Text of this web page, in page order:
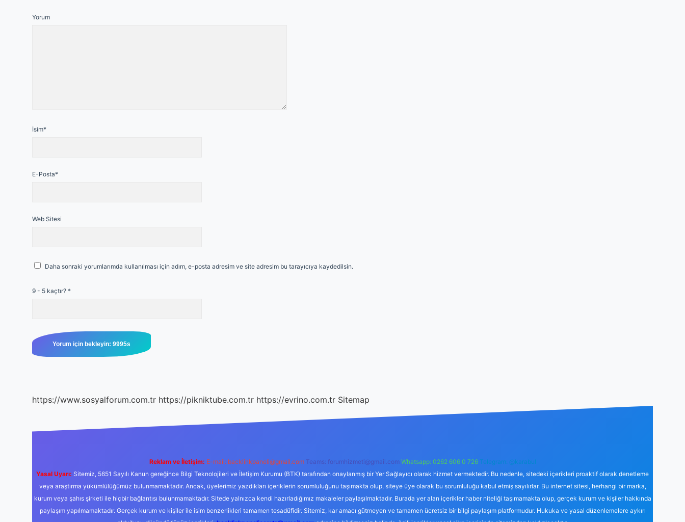
Yorum
İsim*
E-Posta*
Web Sitesi
Daha sonraki yorumlarımda kullanılması için adım, e-posta adresim ve site adresim bu tarayıcıya kaydedilsin.
9 - 5 kaçtır? *
https://www.sosyalforum.com.tr https://pikniktube.com.tr https://evrino.com.tr Sitemap
Reklam ve İletişim: E-mail: backlinkpaneli@gmail.com Teams: forumhizmeti@gmail.com Whatsapp: 0262 606 0 726 Telegram: @karabul
Yasal Uyarı: Sitemiz, 5651 Sayılı Kanun gereğince Bilgi Teknolojileri ve İletişim Kurumu (BTK) tarafından onaylanmış bir Yer Sağlayıcı olarak hizmet vermektedir. Bu nedenle, sitedeki içerikleri proaktif olarak denetleme
veya araştırma yükümlülüğümüz bulunmamaktadır. Ancak, üyelerimiz yazdıkları içeriklerin sorumluluğunu taşımakta olup, siteye üye olarak bu sorumluluğu kabul etmiş sayılırlar. Bu internet sitesi, herhangi bir marka,
kurum veya şahıs şirketi ile hiçbir bağlantısı bulunmamaktadır. Sitede yalnızca kendi hazırladığımız makaleler paylaşılmaktadır. Burada yer alan içerikler haber niteliği taşımamakta olup, gerçek kurum ve kişiler hakkında
paylaşım yapılmamaktadır. Gerçek kurum ve kişiler ile isim benzerlikleri tamamen tesadüfidir. Sitemiz, kar amacı gütmeyen ve tamamen ücretsiz bir bilgi paylaşım platformudur. Hukuka ve yasal düzenlemelere aykırı